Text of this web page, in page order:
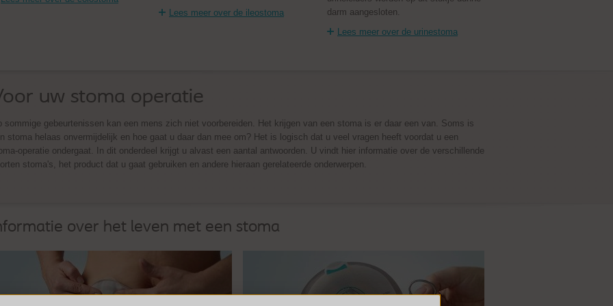
Lees meer over de ileostoma
darm aangesloten.
Lees meer over de urinestoma
uw stoma operatie
sommige gebeurtenissen kan een mens zich niet voorbereiden. Het krijgen van een stoma is er daar een van. Soms is
stoma helaas onvermijdelijk en hoe gaat u daar dan mee om? Het is logisch dat u veel vragen heeft voordat u een
operatie ondergaat. In dit onderdeel krijgt u alvast een aantal antwoorden. U vindt hier informatie over de verschillende
stoma's, het product dat u gaat gebruiken en andere hieraan gerelateerde onderwerpen.
over het leven met een stoma